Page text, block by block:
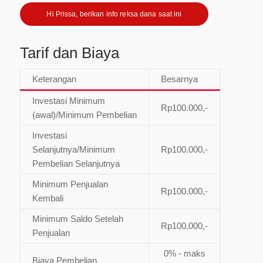
Hi Prissa, berikan info reksa dana saat ini
Tarif dan Biaya
Keterangan Besarnya
Investasi Minimum
(awal)/Minimum Pembelian
Rp100.000,-
Investasi
Selanjutnya/Minimum
Pembelian Selanjutnya
Rp100.000,-
Minimum Penjualan
Kembali
Rp100.000,-
Minimum Saldo Setelah
Penjualan
Rp100.000,-
Biaya Pembelian
0% - maks